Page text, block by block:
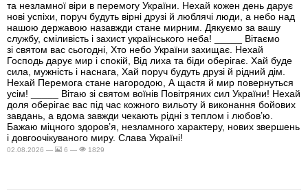
та незламної віри в перемогу України. Нехай кожен день дарує
нові успіхи, поруч будуть вірні друзі й люблячі люди, а небо над
нашою державою назавжди стане мирним. Дякуємо за вашу
службу, сміливість і захист українського неба! _____ Вітаємо
зі святом вас сьогодні, Хто небо України захищає. Нехай
Господь дарує мир і спокій, Від лиха та біди оберігає. Хай буде
сила, мужність і наснага, Хай поруч будуть друзі й рідний дім.
Нехай Перемога стане нагородою, А щастя й мир повернуться
усім! _____ Вітаю зі святом воїнів Повітряних сил України! Нехай
доля оберігає вас під час кожного вильоту й виконання бойових
завдань, а вдома завжди чекають рідні з теплом і любов’ю.
Бажаю міцного здоров’я, незламного характеру, нових звершень
і довгоочікуваного миру. Слава Україні!
02.08.2026 — 6 — 1829